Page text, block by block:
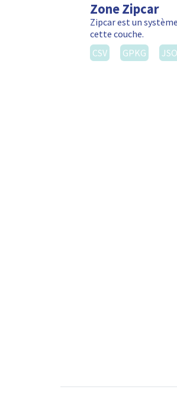
Zone Zipcar
Zipcar est un
cette couche.
CSV
GPKG